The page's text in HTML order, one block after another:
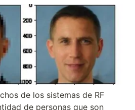
de los sistemas de RF
de personas que son